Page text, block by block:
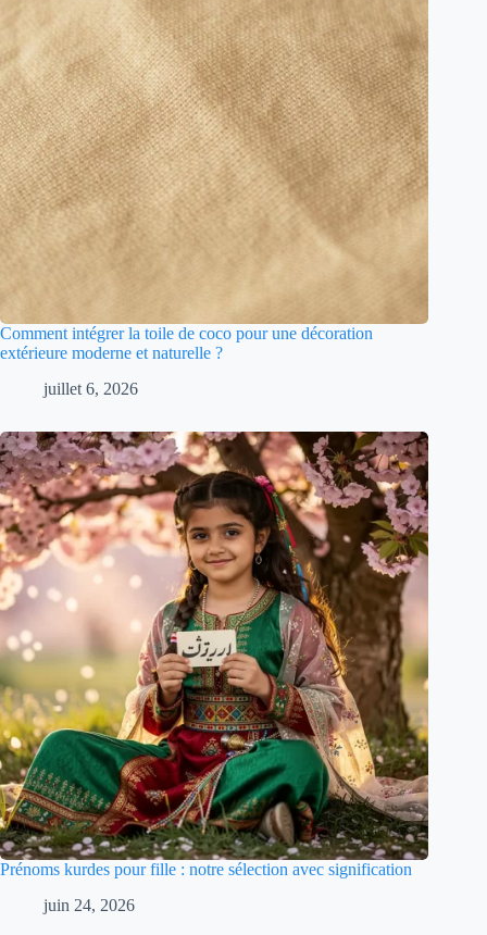
Comment intégrer la toile de coco pour une décoration
extérieure moderne et naturelle ?
juillet 6, 2026
Prénoms kurdes pour fille : notre sélection avec signification
juin 24, 2026